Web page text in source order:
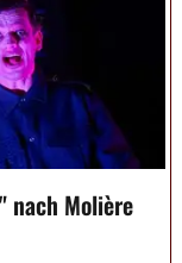
nach Molière